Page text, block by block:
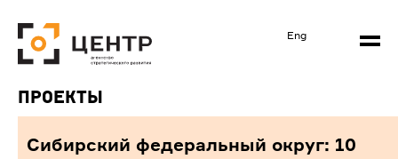
Eng
Проекты
Сибирский федеральный округ: 10